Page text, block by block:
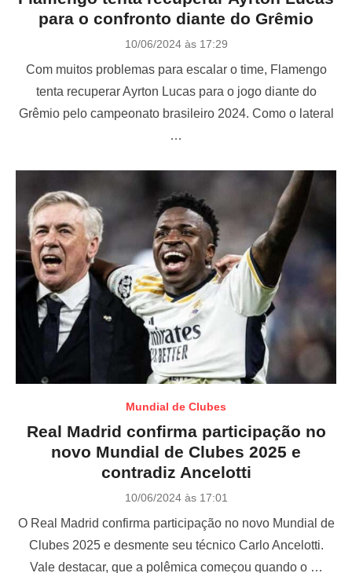
para o confronto diante do Grêmio
P
s
t
e
d
10/06/2024 às 17:29
Com muitos problemas para escalar o time, Flamengo
tenta recuperar Ayrton Lucas para o jogo diante do
Grêmio pelo campeonato brasileiro 2024. Como o lateral
…
Mundial de Clubes
Real Madrid confirma participação no
novo Mundial de Clubes 2025 e
contradiz Ancelotti
P
s
e
d
10/06/2024 às 17:01
O Real Madrid confirma participação no novo Mundial de
Clubes 2025 e desmente seu técnico Carlo Ancelotti.
Vale destacar, que a polêmica começou quando o …